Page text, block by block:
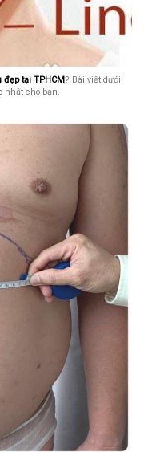
tại TPHCM? Bài viết dưới
nhất cho bạn.